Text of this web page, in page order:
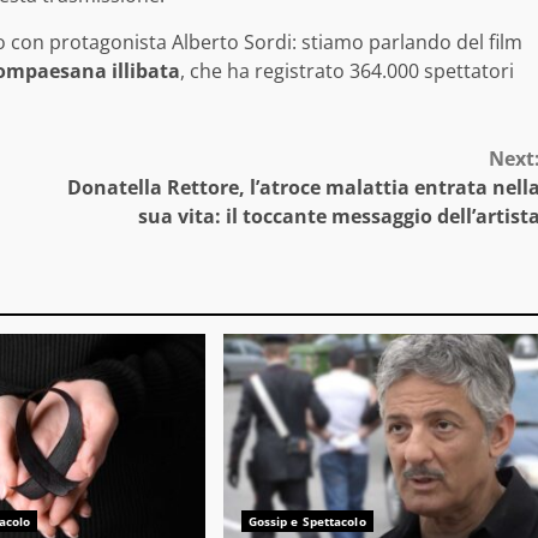
con protagonista Alberto Sordi: stiamo parlando del film
illibata, che ha registrato 364.000 spettatori
Next:
Donatella Rettore, l’atroce malattia entrata nella
sua vita: il toccante messaggio dell’artista
Gossip e Spettacolo